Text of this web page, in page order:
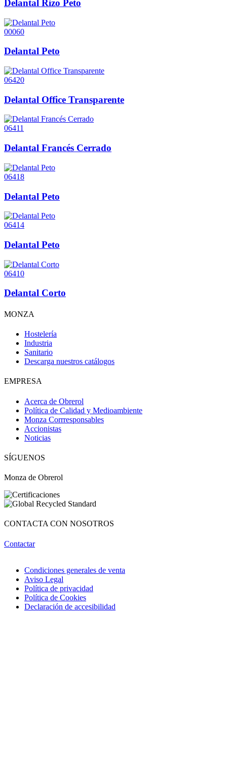
Delantal Rizo Peto
00060
Delantal Peto
06420
Delantal Office Transparente
06411
Delantal Francés Cerrado
06418
Delantal Peto
06414
Delantal Peto
06410
Delantal Corto
MONZA
Hostelería
Industria
Sanitario
Descarga nuestros catálogos
EMPRESA
Acerca de Obrerol
Política de Calidad y Medioambiente
Monza Corrresponsables
Accionistas
Noticias
SÍGUENOS
Monza de Obrerol
CONTACTA CON NOSOTROS
Contactar
Condiciones generales de venta
Aviso Legal
Política de privacidad
Política de Cookies
Declaración de accesibilidad